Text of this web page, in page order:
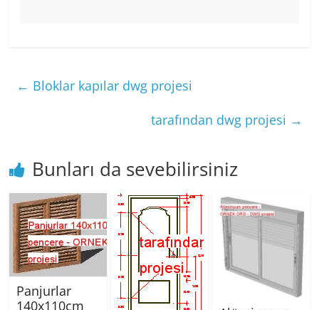
← Bloklar kapılar dwg projesi
tarafından dwg projesi →
Bunları da sevebilirsiniz
Panjurlar
140x110cm